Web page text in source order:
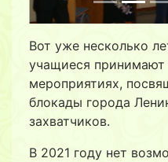
Вот уже несколько
учащиеся принимают
мероприятиях,
блокады города
захватчиков.
В 2021 году нет